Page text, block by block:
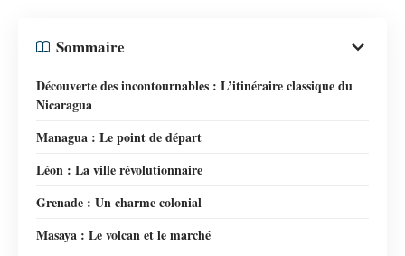
Sommaire
Découverte des incontournables : L’itinéraire classique du
Nicaragua
Managua : Le point de départ
Léon : La ville révolutionnaire
Grenade : Un charme colonial
Masaya : Le volcan et le marché